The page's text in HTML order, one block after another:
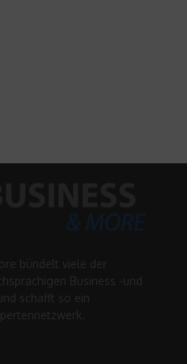
bündelt viele der
Business -und
schafft so ein